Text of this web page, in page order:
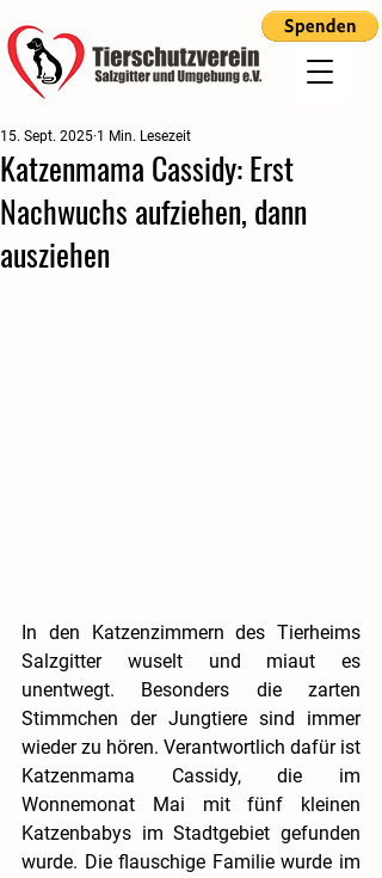
Katzenmama Cassidy: Erst
Nachwuchs aufziehen, dann
ausziehen
15. Sept. 2025 1 Min. Lesezeit
In den Katzenzimmern des Tierheims
Salzgitter wuselt und miaut es
unentwegt. Besonders die zarten
Stimmchen der Jungtiere sind immer
wieder zu hören. Verantwortlich dafür ist
Katzenmama Cassidy, die im
Wonnemonat Mai mit fünf kleinen
Katzenbabys im Stadtgebiet gefunden
wurde. Die flauschige Familie wurde im